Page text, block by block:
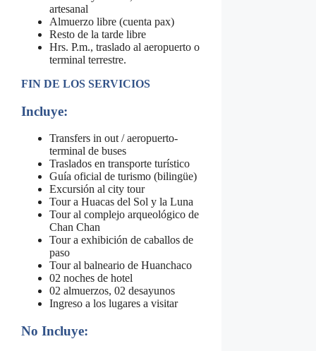
artesanal
Almuerzo libre (cuenta pax)
Resto de la tarde libre
Hrs. P.m., traslado al aeropuerto o
terminal terrestre.
FIN DE LOS SERVICIOS
Incluye:
Transfers in out / aeropuerto-
terminal de buses
Traslados en transporte turístico
Guía oficial de turismo (bilingüe)
Excursión al city tour
Tour a Huacas del Sol y la Luna
Tour al complejo arqueológico de
Chan Chan
Tour a exhibición de caballos de
paso
Tour al balneario de Huanchaco
02 noches de hotel
02 almuerzos, 02 desayunos
Ingreso a los lugares a visitar
No Incluye: